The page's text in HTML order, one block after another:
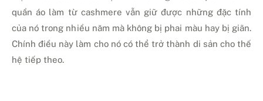
quần áo làm từ cashmere vẫn giữ được những đặc tính
của nó trong nhiều năm mà không bị phai màu hay bị giãn.
Chính điều này làm cho nó có thể trở thành di sản cho thế
hệ tiếp theo.